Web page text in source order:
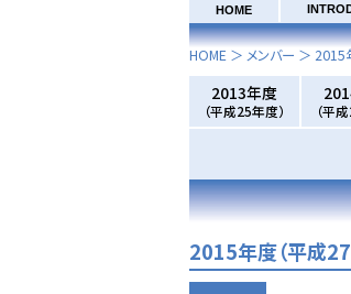
HOME
HOME ＞ メンバー ＞ 2015
2013年度
（平成25年度） （平
2015年度（平成